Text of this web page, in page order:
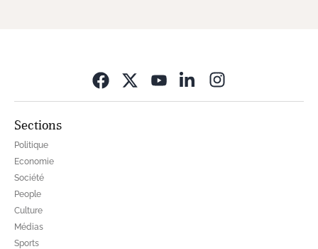
Sections
Politique
Economie
Société
People
Culture
Médias
Sports